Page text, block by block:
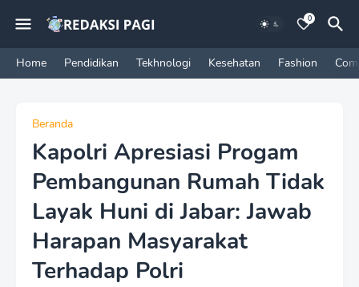
0
Home Pendidikan Tekhnologi Kesehatan Fashion
Beranda
Kapolri Apresiasi Progam
Pembangunan Rumah Tidak
Layak Huni di Jabar: Jawab
Harapan Masyarakat
Terhadap Polri